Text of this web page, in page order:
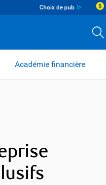
Choix de pub
Académie financière